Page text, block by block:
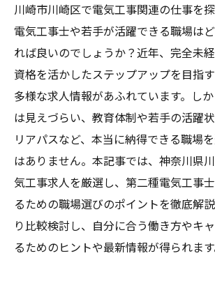
川崎市川崎区で電気工事関連の仕事を
電気工事士や若手が活躍できる職場は
れば良いのでしょうか？近年、完全未
資格を活かしたステップアップを目指す
多様な求人情報があふれています。し
は見えづらい、教育体制や若手の活躍
リアパスなど、本当に納得できる職場
はありません。本記事では、神奈川県
気工事求人を厳選し、第二種電気工事
るための職場選びのポイントを徹底解
り比較検討し、自分に合う働き方やキ
るためのヒントや最新情報が得られます